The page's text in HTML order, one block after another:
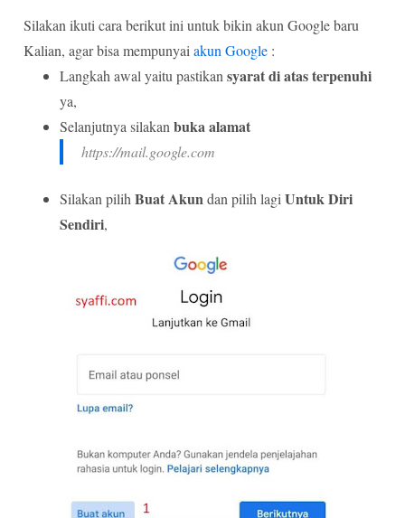
Silakan ikuti cara berikut ini untuk bikin akun Google baru
Kalian, agar bisa mempunyaiakun Google :
Langkah awal yaitu pastikansyarat di atas terpenuhi
ya,
Selanjutnya silakanbuka alamat
https://mail.google.com
Silakan pilihBuat Akundan pilih lagiUntuk Diri
Sendiri,